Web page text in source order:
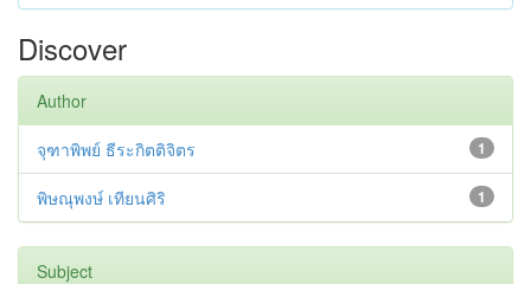
Discover
Author
1
จุฑาพิพย์ ธีระกิตติจิตร
1
พิษณุพงษ์ เทียนศิริ
Subject